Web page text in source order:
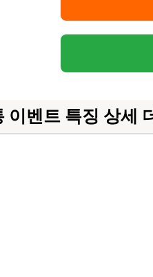
이벤트 특징 상세